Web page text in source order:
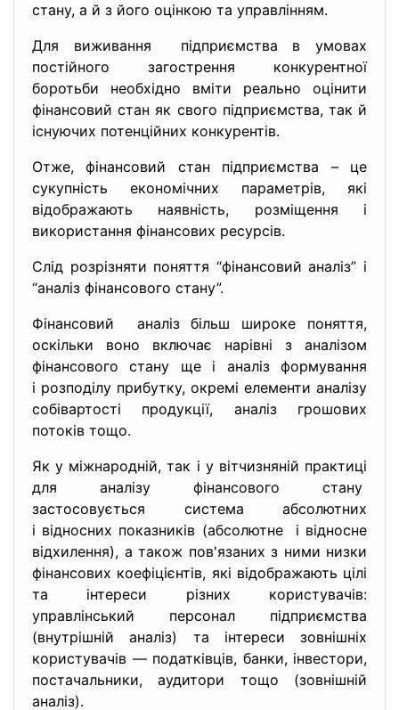
стану, а й з його оцінкою та управлінням.
Для виживання підприємства в умовах
постійного загострення конкурентної
боротьби необхідно вміти реально оцінити
фінансовий стан як свого підприємства, так й
існуючих потенційних конкурентів.
Отже, фінансовий стан підприємства – це
сукупність економічних параметрів, які
відображають наявність, розміщення і
використання фінансових ресурсів.
Слід розрізняти поняття “фінансовий аналіз” і
“аналіз фінансового стану”.
Фінансовий аналіз більш широке поняття,
оскільки воно включає нарівні з аналізом
фінансового стану ще і аналіз формування
і розподілу прибутку, окремі елементи аналізу
собівартості продукції, аналіз грошових
потоків тощо.
Як у міжнародній, так і у вітчизняній практиці
для аналізу фінансового стану
застосовується система абсолютних
і відносних показників (абсолютне і відносне
відхилення), а також пов'язаних з ними низки
фінансових коефіцієнтів, які відображають цілі
та інтереси різних користувачів:
управлінський персонал підприємства
(внутрішній аналіз) та інтереси зовнішніх
користувачів — податківців, банки, інвестори,
постачальники, аудитори тощо (зовнішній
аналіз).